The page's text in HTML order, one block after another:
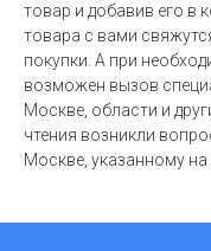
товар и добавив его в
товара с вами
покупки. А при
возможен вызов
Москве, области и
чтения возникли
Москве, указанному на